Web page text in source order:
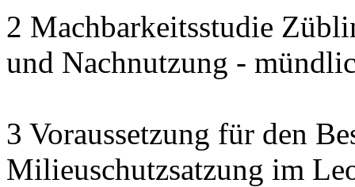
2 Machbarkeitsstudie
und Nachnutzung -
3 Voraussetzung für den
Milieuschutzsatzung im